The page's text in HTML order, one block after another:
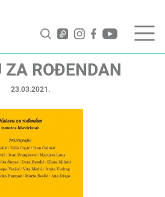
ZA ROĐENDAN
23.03.2021.